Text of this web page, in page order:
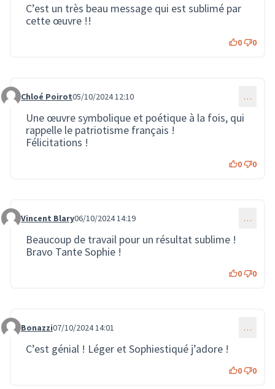
C’est un très beau message qui est sublimé par
cette œuvre !!
0 0
Commentaire 2276
Chloé Poirot05/10/2024 12:10 …
Une œuvre symbolique et poétique à la fois, qui
rappelle le patriotisme français !
Félicitations !
0 0
Commentaire 2280
Vincent Blary06/10/2024 14:19 …
Beaucoup de travail pour un résultat sublime !
Bravo Tante Sophie !
0 0
Commentaire 2293
Bonazzi07/10/2024 14:01 …
C’est génial ! Léger et Sophiestiqué j’adore !
0 0